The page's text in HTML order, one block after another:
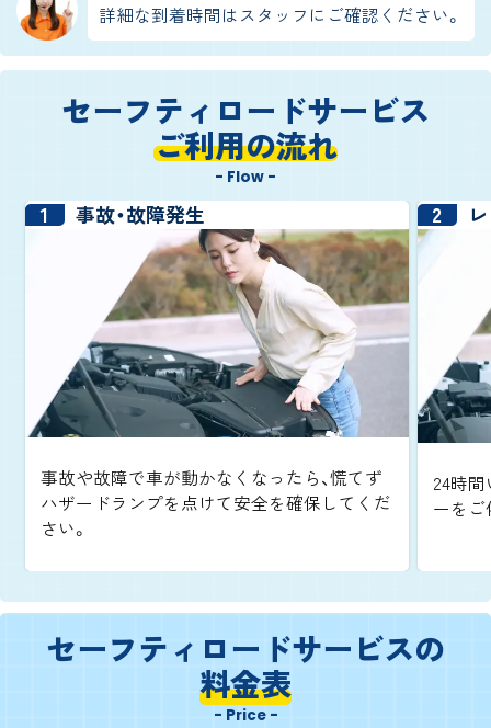
詳細な到着時間はスタッフにご確認ください。
セーフティロードサービス
ご利用の流れ
- Flow -
1 事故・故障発生
事故や故障で車が動かなくなったら、慌てず
ハザードランプを点けて安全を確保してくだ
さい。
2
24時間
ーをご
セーフティロードサービスの
料金表
- Price -